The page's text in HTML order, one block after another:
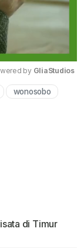
Mute
by GliaStudios
wonosobo
di Timur